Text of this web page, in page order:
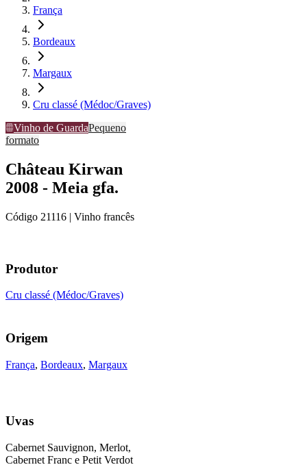
França
Bordeaux
Margaux
Cru classé (Médoc/Graves)
Vinho de GuardaPequeno
formato
Château Kirwan
2008 - Meia gfa.
Código 21116 | Vinho francês
Produtor
Cru classé (Médoc/Graves)
Origem
França, Bordeaux, Margaux
Uvas
Cabernet Sauvignon, Merlot,
Cabernet Franc e Petit Verdot